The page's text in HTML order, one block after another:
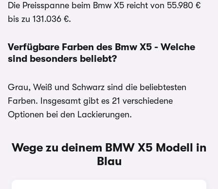
Die Preisspanne beim Bmw X5 reicht von 55.980 €
bis zu 131.036 €.
Verfügbare Farben des Bmw X5 - Welche
sind besonders beliebt?
Grau, Weiß und Schwarz sind die beliebtesten
Farben. Insgesamt gibt es 21 verschiedene
Optionen bei den Lackierungen.
Wege zu deinem BMW X5 Modell in
Blau